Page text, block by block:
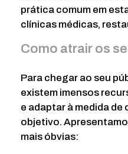
prática comum em
clínicas médicas,
Como atrair os
Para chegar ao seu
existem imensos
e adaptar à medida
objetivo.
mais óbvias: